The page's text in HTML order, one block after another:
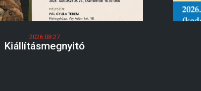
2026.08.27
Kiállításmegnyitó